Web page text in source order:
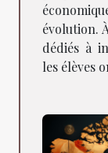
évolution.
dédiés à
les élèves